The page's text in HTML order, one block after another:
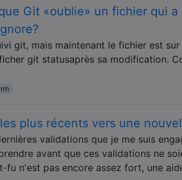
Git «oublie» un fichier qui
git, mais maintenant le fichier est
git statusaprès sa modification.
plus récents vers une
validations que je me suis
avant que ces validations ne
fu n'est pas encore assez fort, une